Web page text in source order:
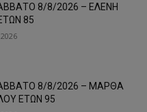
8/8/2026 – ΕΛΕΝΗ
85
8/8/2026 – ΜΑΡΘΑ
ΕΤΩΝ 95